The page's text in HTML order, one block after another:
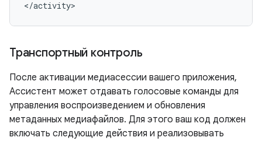
Транспортный контроль
После активации медиасессии вашего приложения,
Ассистент может отдавать голосовые команды для
управления воспроизведением и обновления
метаданных медиафайлов. Для этого ваш код должен
включать следующие действия и реализовывать